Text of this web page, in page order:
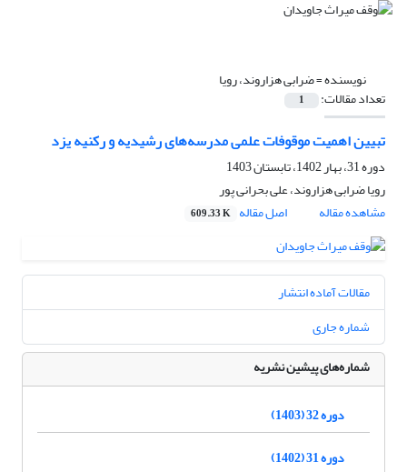
نویسنده =ضرابی هزاروند، رویا
تعداد مقالات: 1
تبیین اهمیت موقوفات علمی مدرسه‌های رشیدیه و رکنیه یزد
دوره 31، بهار 1402، تابستان 1403
رویا ضرابی هزاروند، علی بحرانی پور
مشاهده مقاله
اصل مقاله 609.33 K
مقالات آماده انتشار
شماره جاری
شماره‌های پیشین نشریه
دوره 32 (1403)
دوره 31 (1402)